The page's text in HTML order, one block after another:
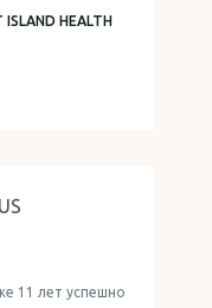
ISLAND HEALTH
11 лет успешно